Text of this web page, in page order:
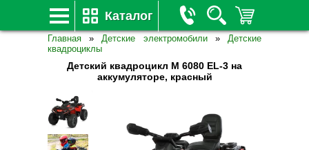
Каталог
Главная »Детские электромобили »Детские
квадроциклы
Детский квадроцикл M 6080 EL-3 на
аккумуляторе, красный